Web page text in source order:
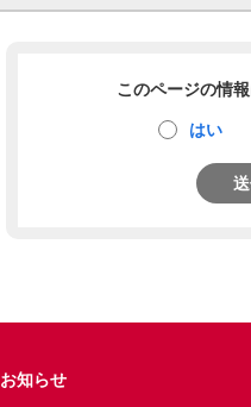
このページの情
はい
お知らせ